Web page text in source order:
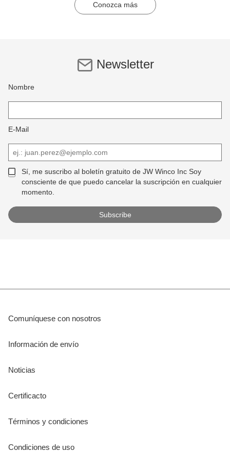
Conozca más
Newsletter
Nombre
E-Mail
Sí, me suscribo al boletín gratuito de JW Winco Inc Soy
consciente de que puedo cancelar la suscripción en cualquier
momento.
Comuníquese con nosotros
Información de envío
Noticias
Certificacto
Términos y condiciones
Condiciones de uso